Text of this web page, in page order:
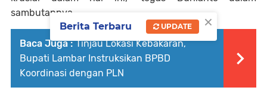
sambutannya.
Baca Juga : Tinjau Lokasi Kebakaran,
Bupati Lambar Instruksikan BPBD
Koordinasi dengan PLN
×
Berita Terbaru UPDATE